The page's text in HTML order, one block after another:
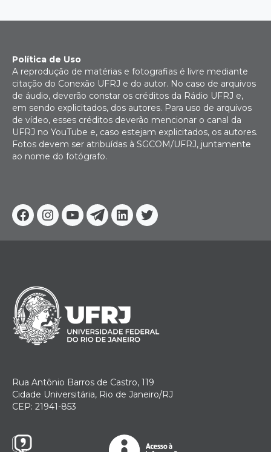
Facebook
Instagram
YoutubeTelegram
Linkedin
Twitter
Política de Uso
A reprodução de matérias e fotografias é livre mediante
citação do Conexão UFRJ e do autor. No caso de arquivos
de áudio, deverão constar os créditos da Rádio UFRJ e,
em sendo explicitados, dos autores. Para uso de arquivos
de vídeo, esses créditos deverão mencionar o canal da
UFRJ no YouTube e, caso estejam explicitados, os autores.
Fotos devem ser atribuídas à SGCOM/UFRJ, juntamente
ao nome do fotógrafo.
Rua Antônio Barros de Castro, 119
Cidade Universitária, Rio de Janeiro/RJ
CEP: 21941-853